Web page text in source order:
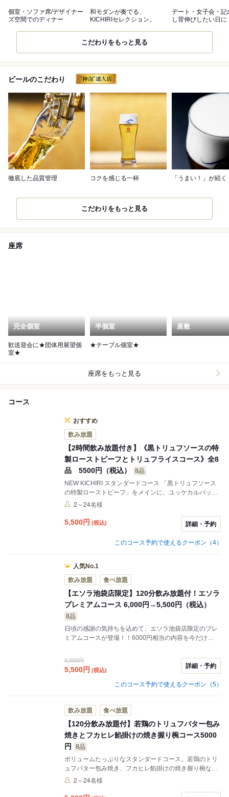
個室・ソファ席/デザイナー
ズ空間でのディナー
和モダンが奏でる、
KICHIRIセレクション。
デート・女子会・記
し背伸びしたい日に
こだわりをもっと見る
ビールのこだわり
徹底した品質管理 コクを感じる一杯 「うまい！」が続く
こだわりをもっと見る
座席
完全個室
歓送迎会に★団体用展望個
室★
半個室
★テーブル個室★
座敷
座席をもっと見る
コース
おすすめ
飲み放題
【2時間飲み放題付き】《黒トリュフソースの特
製ローストビーフとトリュフライスコース》全8
品 5500円（税込）
8品
NEW KICHIRI スタンダードコース 「黒トリュフソース
の特製ローストビーフ」をメインに、ユッケカルパッチ
ョ、蟹味噌の甲羅焼き、トリュフライスと名物お料理を
チなコースに仕立てました。
2～24名様
5,500円 (税込) 詳細・予約
このコース予約で使えるクーポン（4）
人気No.1
飲み放題
食べ放題
【エソラ池袋店限定】120分飲み放題付！エソラ
プレミアムコース 6,000円→5,500円（税込）
8品
日頃の感謝の気持ちを込めて、エソラ池袋店限定のプレ
ミアムコースが登場！！6000円相当の内容を今だけ
での宴会はもちろん、記念日などのお祝いのお席にもぴ
ったりの大満足の内容！！
6,000円
5,500円 (税込)
詳細・予約
このコース予約で使えるクーポン（5）
飲み放題 食べ放題
【120分飲み放題付】若鶏のトリュフバター包み
焼きとフカヒレ餡掛けの焼き握り椀コース5000
円
8品
ボリュームたっぷりなスタンダードコース。若鶏のトリ
ュフバター包み焼き、フカヒレ餡掛けの焼き握り椀な
ど、お酒と一緒にも愉しむ事ができ、お食事としても満
2～24名様